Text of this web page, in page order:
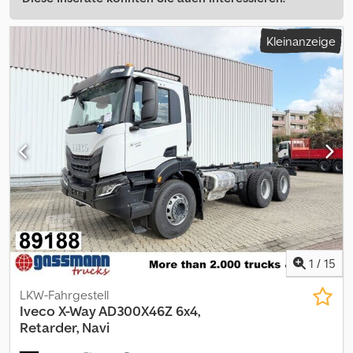
Kleinanzeige
1 / 15
LKW-Fahrgestell
IvecoX-Way AD300X46Z 6x4,
Retarder, Navi